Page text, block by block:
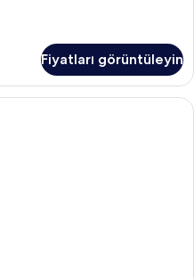
Fiyatları görüntüleyin
Masa, ses yalıtımı, ütü/ütü masası,